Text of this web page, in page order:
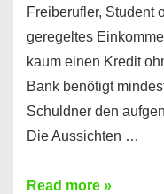
Freiberufler, Student
geregeltes
kaum einen Kredit
Bank benötigt
Schuldner den
Die Aussichten …
Mit
Read more »